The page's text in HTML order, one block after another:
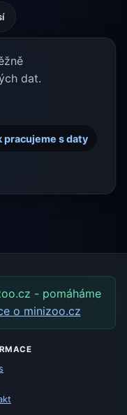
dat.
pracujeme s daty
- pomáháme
o minizoo.cz